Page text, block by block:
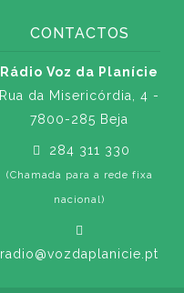
CONTACTOS
Rádio Voz da Planície
Rua da Misericórdia, 4 -
7800-285 Beja
284 311 330
(Chamada para a rede fixa
nacional)
radio@vozdaplanicie.pt